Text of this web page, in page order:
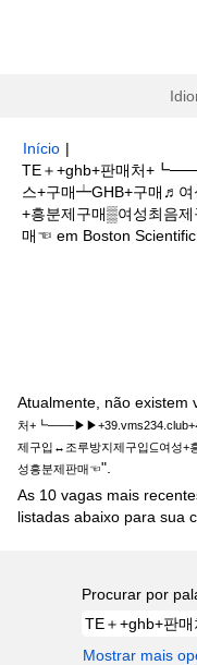
Início |
TE＋+ghb+판매처
스+구매┷GHB+구매♬여
+흥분제구매▒여성최음
매☜ em Boston Scientific
Atualmente, não existem
처
제구입↔조루방지제구입⊆여성+
성흥분제판매☜".
As 10 vagas mais
listadas abaixo para sua
Procurar por
Mostrar mais